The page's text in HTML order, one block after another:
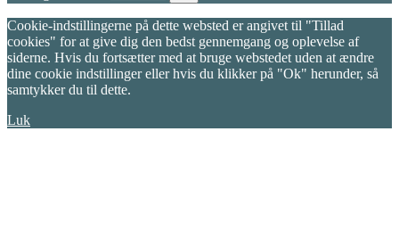
Cookie-indstillingerne på dette websted er angivet til "Tillad
cookies" for at give dig den bedst gennemgang og oplevelse af
siderne. Hvis du fortsætter med at bruge webstedet uden at ændre
dine cookie indstillinger eller hvis du klikker på "Ok" herunder, så
samtykker du til dette.
Luk